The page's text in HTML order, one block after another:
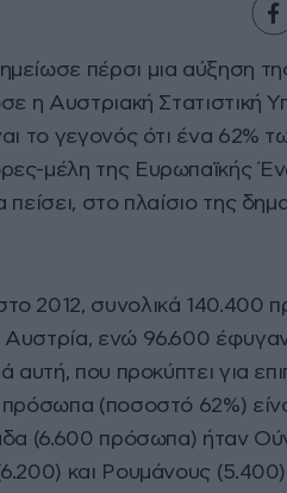
πέρσι μια αύξηση
η Αυστριακή Στατιστική
το γεγονός ότι ένα 62%
μέλη της Ευρωπαϊκής
στο πλαίσιο της
2012, συνολικά 140.400
ενώ 96.600
που προκύπτει για
(ποσοστό 62%)
(6.600 πρόσωπα) ήταν
και Ρουμάνους